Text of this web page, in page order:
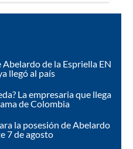
de la Espriella EN
llegó al país
La empresaria que llega
de Colombia
la posesión de Abelardo
7 de agosto